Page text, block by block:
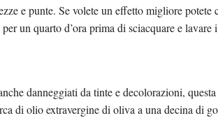
e punte. Se volete un effetto migliore
un quarto d’ora prima di sciacquare e
danneggiati da tinte e decolorazioni, questa
di olio extravergine di oliva a una decina di